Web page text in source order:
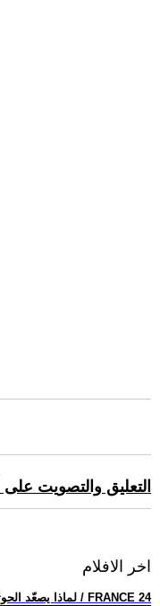
التعليق والتصويت
اخر الافلام
.. لماذا يصعّد الحوثيون في اليمن؟ • فرانس 24 / FRANCE 24